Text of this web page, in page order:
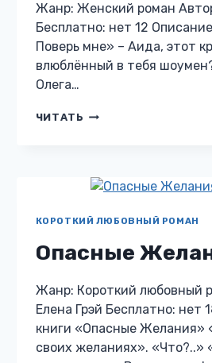
Жанр: Женский роман
Бесплатно: нет 12
Поверь мне» – Аида, этот
влюблённый в тебя
Олега…
ЧИТАТЬ ИЗМЕНА.
КОРОТКИЙ ЛЮБОВНЫЙ РОМАН
Опасные
Жанр: Короткий любовный
Елена Грэй Бесплатно: нет
книги «Опасные Желания»
своих желаниях». «Что?..»